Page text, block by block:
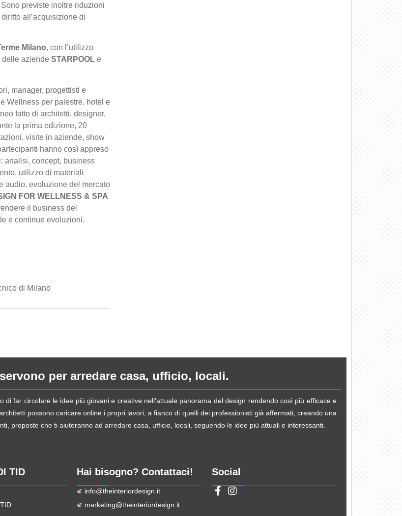
previste inoltre riduzioni
all’acquisizione di
Milano, con l’utilizzo
delle aziende STARPOOL e
manager, progettisti e
Wellness per palestre, hotel e
fatto di architetti, designer,
la prima edizione, 20
visite in aziende, show
hanno così appreso
analisi, concept, business
utilizzo di materiali
audio, evoluzione del mercato
FOR WELLNESS & SPA
il business del
e continue evoluzioni.
di Milano
per arredare casa, ufficio, locali.
far circolare le idee più giovani e creative nell’attuale panorama del design rendendo così più efficace e
possono caricare online i propri lavori, a fianco di quelli dei professionisti già affermati, creando una
proposte che ti aiuteranno ad arredare casa, ufficio, locali, seguendo le idee più attuali e interessanti.
TID Hai bisogno? Contattaci!
info@theinteriordesign.it
marketing@theinteriordesign.it
Social